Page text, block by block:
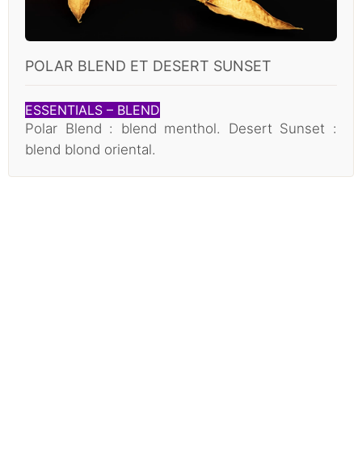
POLAR BLEND ET DESERT SUNSET
ESSENTIALS – BLEND
Polar Blend : blend menthol. Desert Sunset :
blend blond oriental.